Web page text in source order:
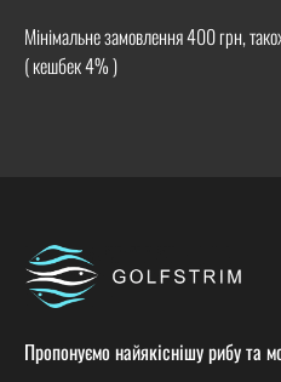
Мінімальне замовлення 400 грн,
( кешбек 4% )
Пропонуємо найякіснішу рибу та